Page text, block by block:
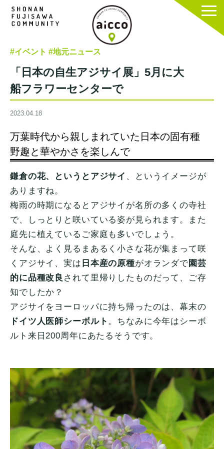
#イベント #地元ニュース
「日本の自生アジサイ展」5月に大
船フラワーセンターで
2023.04.18
万葉時代から親しまれていた日本の固有種
野趣と華やかさを楽しんで
鎌倉の花、というとアジサイ 、というイメージが
ありますね。
梅雨の時期になるとアジサイが名所の多くの寺社
で、しっとりと咲いている姿が見られます。また
庭先に植えているご家庭も多いでしょう。
そんな、よく見るまあるく小さな花が集まって咲
くアジサイ、実は 日本産の原種がオランダで園芸
的に品種改良 されて里帰りしたものだって、ご存
知でしたか？
アジサイをヨーロッパに持ち帰ったのは、幕末の
ドイツ人医師シーボルト 。ちなみに今年はシーボ
ルト来日200周年にあたるそうです。